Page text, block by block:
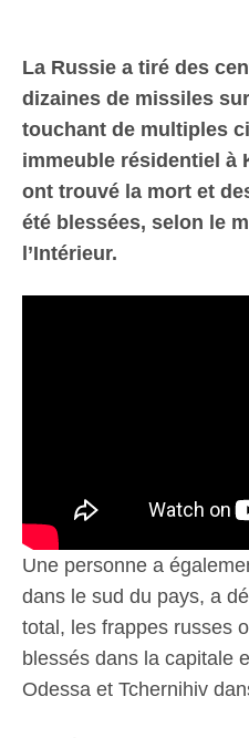
La Russie a tiré des
dizaines de missiles
touchant de multiples
immeuble résidentiel à
ont trouvé la mort et
été blessées, selon le
l’Intérieur.
Une personne a
dans le sud du pays, a
total, les frappes russes
blessés dans la capitale
Odessa et Tchernihiv